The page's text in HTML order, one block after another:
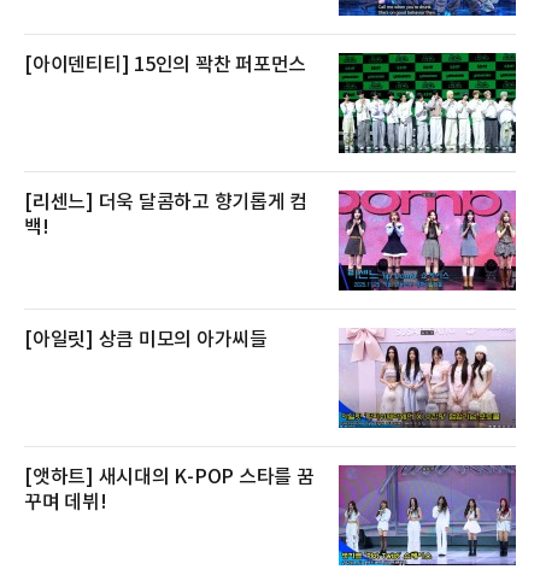
[아이덴티티] 15인의 꽉찬 퍼포먼스
[리센느] 더욱 달콤하고 향기롭게 컴
백!
[아일릿] 상큼 미모의 아가씨들
[앳하트] 새시대의 K-POP 스타를 꿈
꾸며 데뷔!